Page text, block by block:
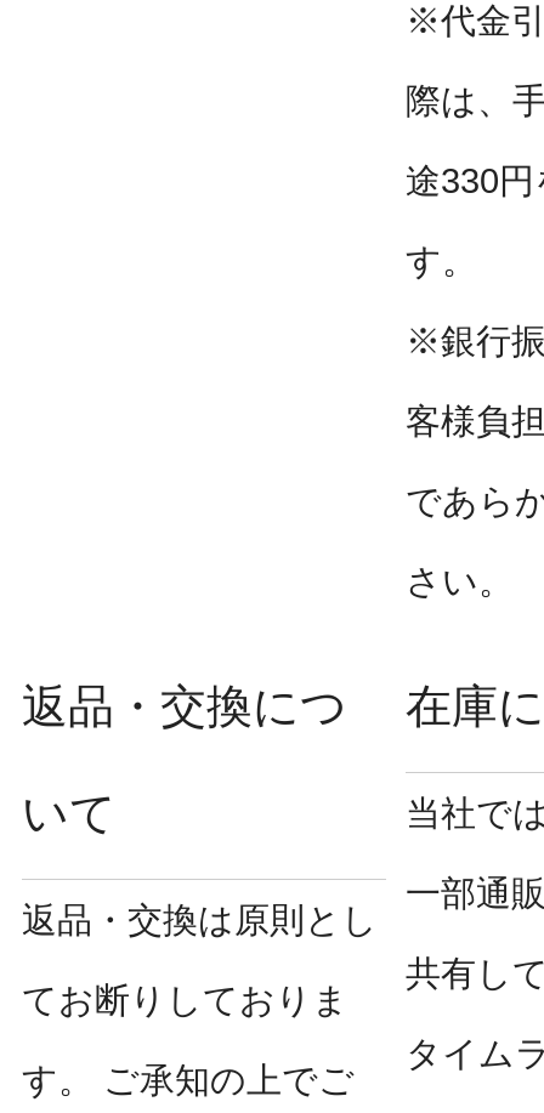
※代金
際は、
途330
す。
※銀行
客様負
であら
さい。
返品・交換につ
いて
返品・交換は原則とし
てお断りしておりま
す。 ご承知の上でご
在庫
当社で
一部通
共有し
タイム